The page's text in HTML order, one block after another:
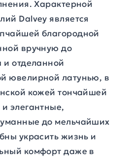
Характерной
Dalvey является
благородной
вручную до
и отделанной
ювелирной латунью, в
кожей тончайшей
элегантные,
до мельчайших
украсить жизнь и
комфорт даже в